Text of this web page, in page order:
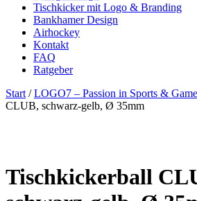
Tischkicker mit Logo & Branding
Bankhamer Design
Airhockey
Kontakt
FAQ
Ratgeber
Start /LOGO7 – Passion in Sports &
CLUB, schwarz-gelb, Ø 35mm
Tischkickerball